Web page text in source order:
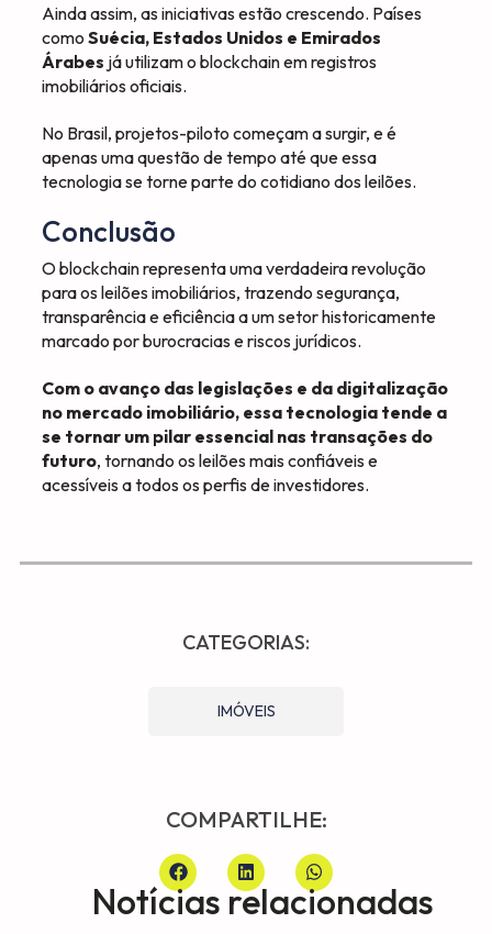
Ainda assim, as iniciativas estão crescendo. Países
como Suécia, Estados Unidos e Emirados
Árabes já utilizam o blockchain em registros
imobiliários oficiais.
No Brasil, projetos-piloto começam a surgir, e é
apenas uma questão de tempo até que essa
tecnologia se torne parte do cotidiano dos leilões.
Conclusão
O blockchain representa uma verdadeira revolução
para os leilões imobiliários, trazendo segurança,
transparência e eficiência a um setor historicamente
marcado por burocracias e riscos jurídicos.
Com o avanço das legislações e da digitalização
no mercado imobiliário, essa tecnologia tende a
se tornar um pilar essencial nas transações do
futuro, tornando os leilões mais confiáveis e
acessíveis a todos os perfis de investidores.
CATEGORIAS:
IMÓVEIS
COMPARTILHE:
Notícias relacionadas